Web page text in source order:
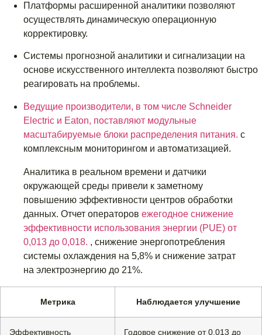
Платформы расширенной аналитики позволяют
осуществлять динамическую операционную
корректировку.
Системы прогнозной аналитики и сигнализации на
основе искусственного интеллекта позволяют быстро
реагировать на проблемы.
Ведущие производители, в том числе Schneider
Electric и Eaton, поставляют модульные
масштабируемые блоки распределения питания. с
комплексным мониторингом и автоматизацией.
Аналитика в реальном времени и датчики
окружающей среды привели к заметному
повышению эффективности центров обработки
данных. Отчет операторов ежегодное снижение
эффективности использования энергии (PUE) от
0,013 до 0,018. , снижение энергопотребления
системы охлаждения на 5,8% и снижение затрат
на электроэнергию до 21%.
Метрика Наблюдается улучшение
Эффективность Годовое снижение от 0,013 до